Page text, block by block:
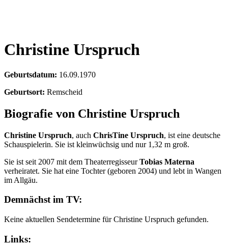
Christine Urspruch
Geburtsdatum: 16.09.1970
Geburtsort: Remscheid
Biografie von Christine Urspruch
Christine Urspruch, auch ChrisTine Urspruch, ist eine deutsche
Schauspielerin. Sie ist kleinwüchsig und nur 1,32 m groß.
Sie ist seit 2007 mit dem TheaterregisseurTobias Materna
verheiratet. Sie hat eine Tochter (geboren 2004) und lebt in Wangen
im Allgäu.
Demnächst im TV:
Keine aktuellen Sendetermine für Christine Urspruch gefunden.
Links: